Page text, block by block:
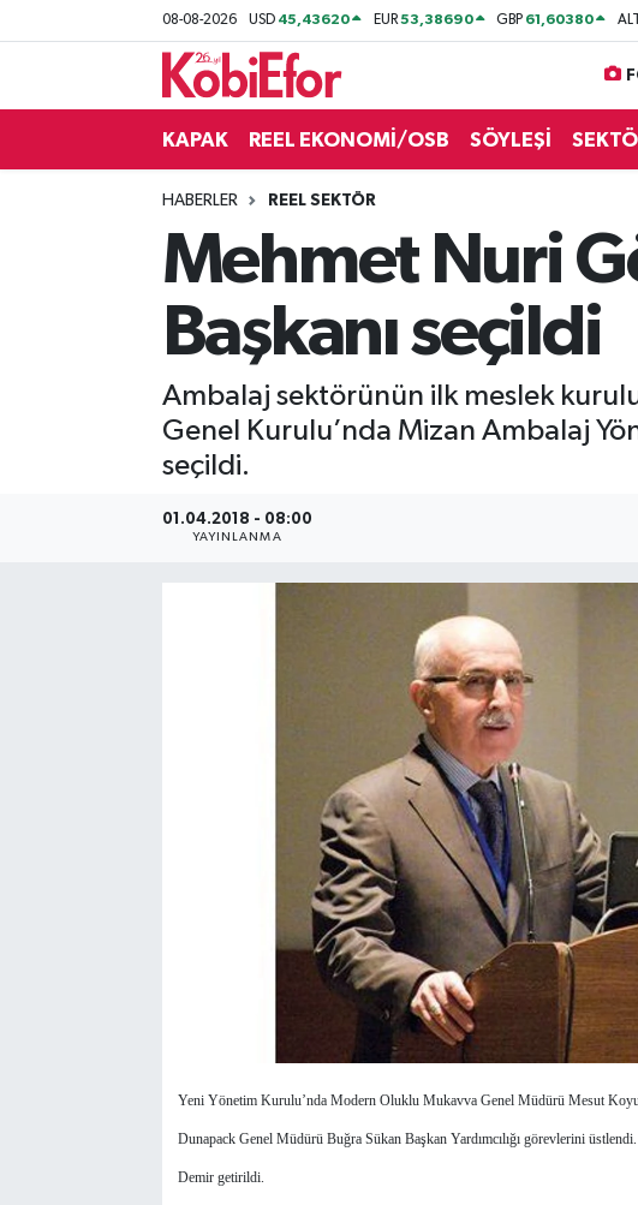
08-08-2026 USD 45,43620 EUR53,38690 GBP 61,60380
KAPAK REEL EKONOMİ/OSB SÖYLEŞİ
HABERLER REEL SEKTÖR
Mehmet Nuri
Başkanı seçildi
Ambalaj sektörünün ilk meslek
Genel Kurulu’nda Mizan Ambalaj
seçildi.
01.04.2018 - 08:00
YAYINLANMA
Yeni Yönetim Kurulu’nda Modern Oluklu Mukavva Genel Müdürü Mesut
Dunapack Genel Müdürü Buğra Sükan Başkan Yardımcılığı görevlerini
Demir getirildi.
BİLİŞİM PANO
HABERLER